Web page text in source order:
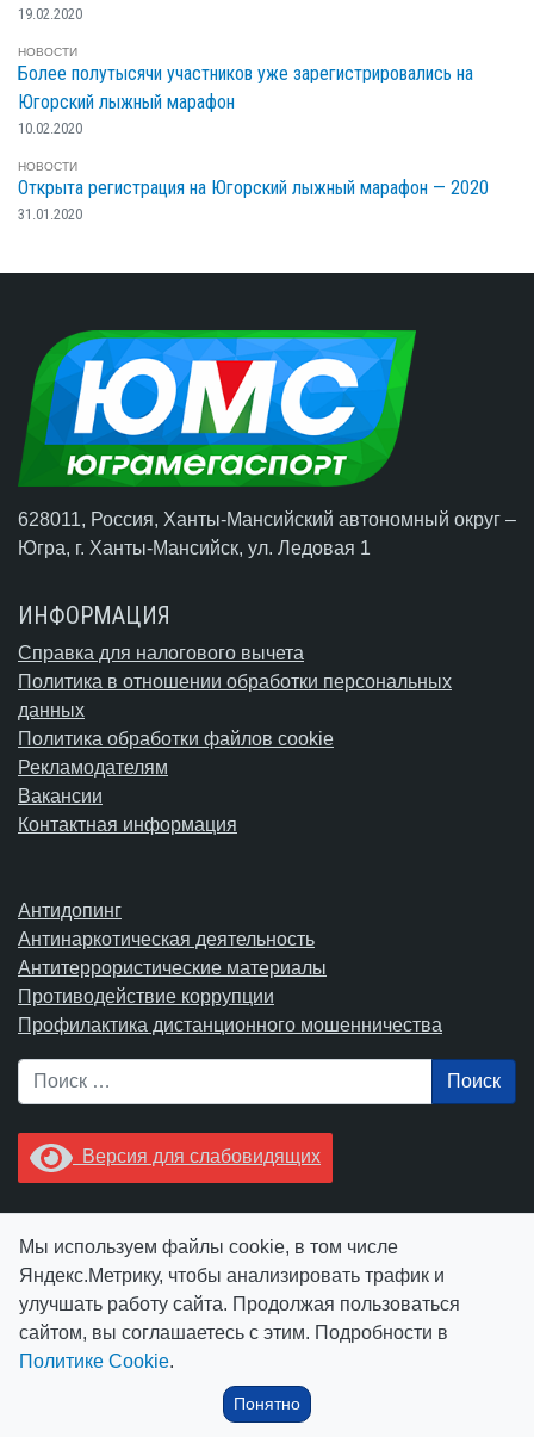
19.02.2020
НОВОСТИ
Более полутысячи участников уже зарегистрировались на
Югорский лыжный марафон
10.02.2020
НОВОСТИ
Открыта регистрация на Югорский лыжный марафон — 2020
31.01.2020
628011, Россия, Ханты-Мансийский автономный округ –
Югра, г. Ханты-Мансийск, ул. Ледовая 1
ИНФОРМАЦИЯ
Справка для налогового вычета
Политика в отношении обработки персональных
данных
Политика обработки файлов cookie
Рекламодателям
Вакансии
Контактная информация
Антидопинг
Антинаркотическая деятельность
Антитеррористические материалы
Противодействие коррупции
Профилактика дистанционного мошенничества
Поиск
Версия для слабовидящих
Ctrl+Enter.
© АУ "ЮграМегаСпорт" 2026
Мы используем файлы cookie, в том числе
Яндекс.Метрику, чтобы анализировать трафик и
улучшать работу сайта. Продолжая пользоваться
сайтом, вы соглашаетесь с этим. Подробности в
Политике Cookie.
Понятно